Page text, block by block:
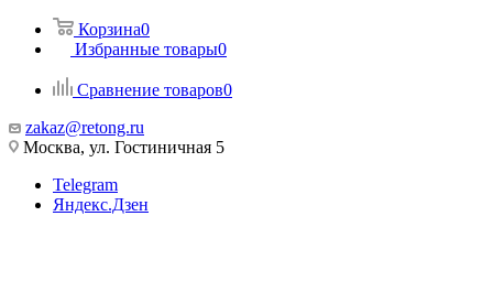
Корзина0
Избранные товары0
Сравнение товаров0
zakaz@retong.ru
Москва, ул. Гостиничная 5
Telegram
Яндекс.Дзен